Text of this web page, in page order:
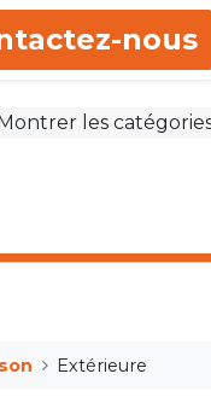
nous
les
Extérieure